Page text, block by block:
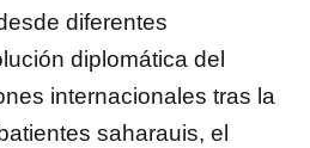
diferentes
diplomática del
internacionales tras la
saharauis, el